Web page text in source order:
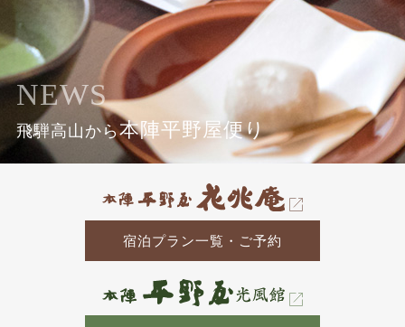
NEWS
飛騨高山から本陣平野屋便り
宿泊プラン一覧・ご予約